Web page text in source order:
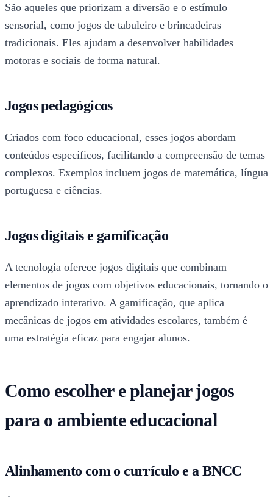
São aqueles que priorizam a diversão e o estímulo
sensorial, como jogos de tabuleiro e brincadeiras
tradicionais. Eles ajudam a desenvolver habilidades
motoras e sociais de forma natural.
Jogos pedagógicos
Criados com foco educacional, esses jogos abordam
conteúdos específicos, facilitando a compreensão de temas
complexos. Exemplos incluem jogos de matemática, língua
portuguesa e ciências.
Jogos digitais e gamificação
A tecnologia oferece jogos digitais que combinam
elementos de jogos com objetivos educacionais, tornando o
aprendizado interativo. A gamificação, que aplica
mecânicas de jogos em atividades escolares, também é
uma estratégia eficaz para engajar alunos.
Como escolher e planejar jogos
para o ambiente educacional
Alinhamento com o currículo e a BNCC